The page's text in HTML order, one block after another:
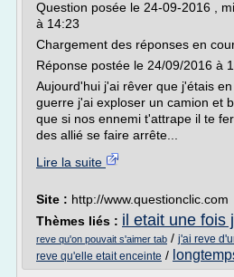
Question posée le 24-09-2016 ,
à 14:23
Chargement des réponses en
Réponse postée le 24/09/2016 à
Aujourd'hui j'ai rêver que j'étais
guerre j'ai exploser un camion et
que si nos ennemi t'attrape il te
des allié se faire arrête...
Lire la suite
Site : http://www.questionclic.com
Thèmes liés : il etait une fois
reve qu'on pouvait s'aimer tab / j'ai reve
reve qu'elle etait enceinte /